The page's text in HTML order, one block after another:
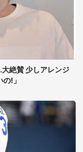
絶賛 少しアレンジ
!」